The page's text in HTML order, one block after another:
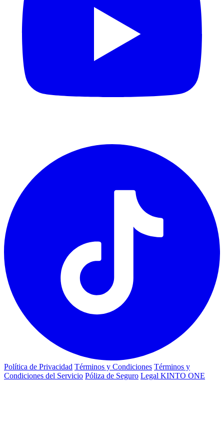
Política de Privacidad Términos y Condiciones Términos y
Condiciones del Servicio Póliza de Seguro Legal KINTO ONE